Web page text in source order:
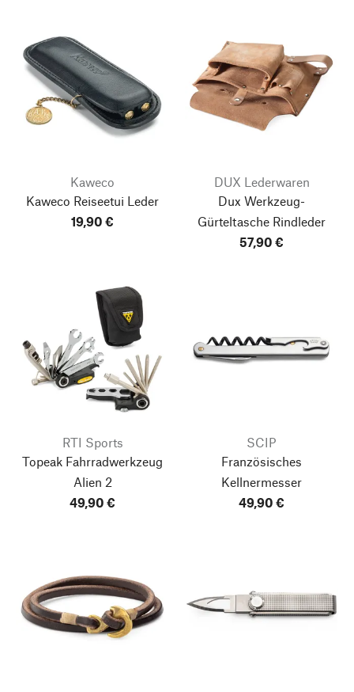
Kaweco
Kaweco Reiseetui Leder
19,90 €
DUX Lederwaren
Dux Werkzeug-
Gürteltasche Rindleder
57,90 €
RTI Sports
Topeak Fahrradwerkzeug
Alien 2
49,90 €
SCIP
Französisches
Kellnermesser
49,90 €